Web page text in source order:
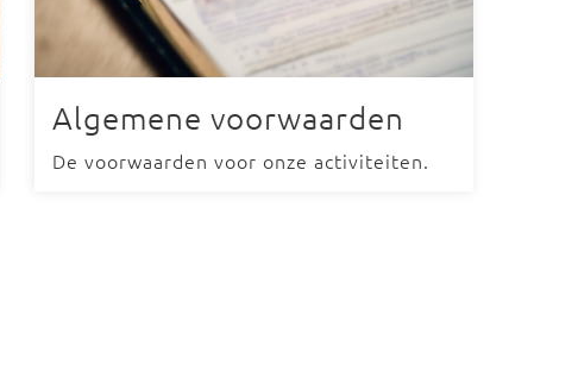
Algemene voorwaarden
De voorwaarden voor onze activiteiten.